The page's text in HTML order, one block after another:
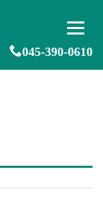
045-390-0610